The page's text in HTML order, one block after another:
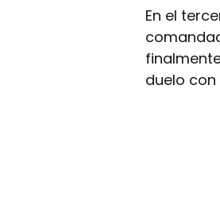
En el
duelo